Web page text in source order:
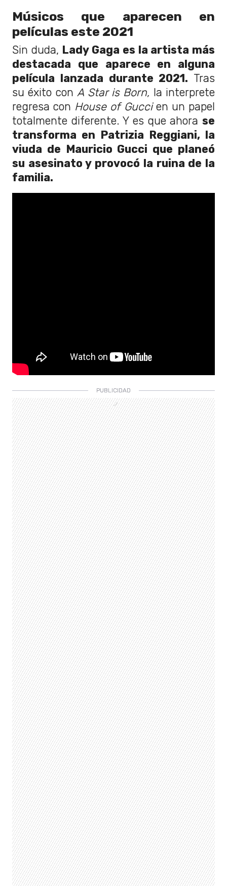
Músicos que aparecen en
películas este 2021
Sin duda, Lady Gaga es la artista más
destacada que aparece en alguna
película lanzada durante 2021. Tras
su éxito con A Star is Born, la interprete
regresa con House of Gucci en un papel
totalmente diferente. Y es que ahora se
transforma en Patrizia Reggiani, la
viuda de Mauricio Gucci que planeó
su asesinato y provocó la ruina de la
familia.